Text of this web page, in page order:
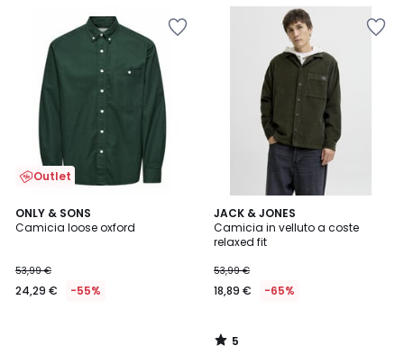
Outlet
ONLY & SONS
Camicia loose oxford
53,99 €
24,29 € -55%
JACK & JONES
Camicia in velluto a coste
relaxed fit
53,99 €
18,89 € -65%
5
/
5
5
/